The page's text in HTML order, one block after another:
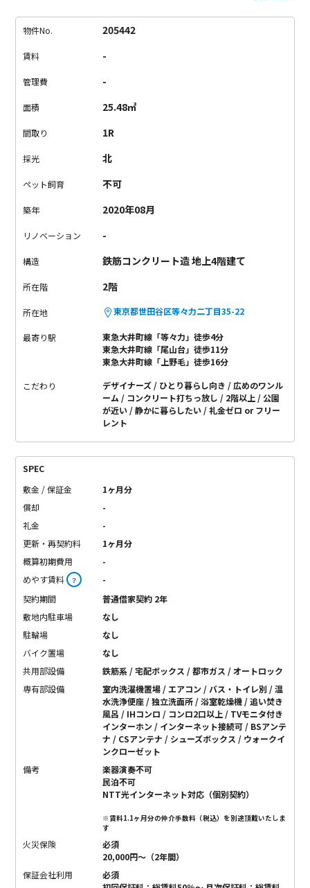
縦型なので、溜め込みすぎると洗いづらいかも。
ンクローゼットがあるので安心。
いい意味でない
あたたかい雰囲気をまとったお部屋。
すよ。
物件No. 205442
賃料 -
管理費 -
面積 25.48㎡
間取り 1R
採光 北
ペット飼育 不可
築年 2020年08月
リノベーション -
構造 鉄筋コンクリート造 地上4階建て
所在階 2階
所在地 東京都世田谷区等々力二丁目35-22
最寄り駅
東急大井町線「等々力」徒歩4分
東急大井町線「尾山台」徒歩11分
東急大井町線「上野毛」徒歩16分
こだわり デザイナーズ ひとり暮らし向き
広めのワンル
ーム
コンクリート打ちっ放し 2階以上
公園
が近い
静かに暮らしたい
礼金ゼロ or フリー
レント
SPEC
敷金 / 保証金
1ヶ月分
償却
-
礼金
-
更新・再契約料
1ヶ月分
概算初期費用
-
めやす賃料 ？
-
契約期間
普通借家契約 2年
敷地内駐車場
なし
駐輪場
なし
バイク置場
なし
共用部設備
鉄筋系 / 宅配ボックス / 都市ガス / オートロック
専有部設備
室内洗濯機置場 / エアコン / バス・トイレ別 / 温
水洗浄便座 / 独立洗面所 / 浴室乾燥機 / 追い焚き
風呂 / IHコンロ / コンロ2口以上 / TVモニタ付き
インターホン / インターネット接続可 / BSアンテ
ナ / CSアンテナ / シューズボックス / ウォークイ
ンクローゼット
備考
楽器演奏不可
民泊不可
NTT光インターネット対応（個別契約）
※賃料1.1ヶ月分の仲介手数料（税込）を別途頂戴いたしま
す
火災保険
必須
20,000円〜（2年間）
保証会社利用
必須